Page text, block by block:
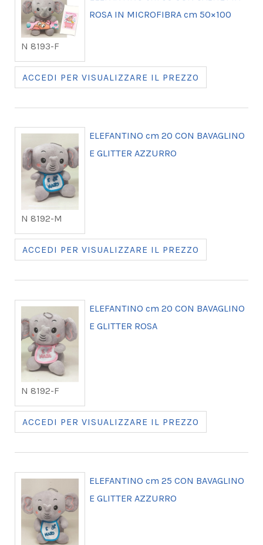
N 8193-F
ROSA IN MICROFIBRA cm 50×100
ACCEDI PER VISUALIZZARE IL PREZZO
N 8192-M
ELEFANTINO cm 20 CON BAVAGLINO
E GLITTER AZZURRO
ACCEDI PER VISUALIZZARE IL PREZZO
N 8192-F
ELEFANTINO cm 20 CON BAVAGLINO
E GLITTER ROSA
ACCEDI PER VISUALIZZARE IL PREZZO
ELEFANTINO cm 25 CON BAVAGLINO
E GLITTER AZZURRO